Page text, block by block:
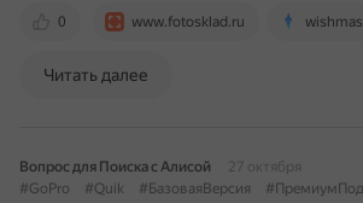
0 www.fotosklad.ru
Читать далее
Вопрос для Поиска с Алисой
27 октября
#GoPro
#Quik #БазоваяВерсия